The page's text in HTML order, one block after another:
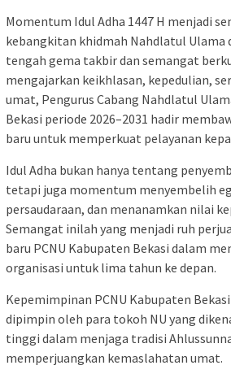
Momentum Idul Adha 1447 H menjadi
kebangkitan khidmah Nahdlatul Ulama
tengah gema takbir dan semangat
mengajarkan keikhlasan, kepedulian,
umat, Pengurus Cabang Nahdlatul
Bekasi periode 2026–2031 hadir
baru untuk memperkuat pelayanan
Idul Adha bukan hanya tentang
tetapi juga momentum menyembelih
persaudaraan, dan menanamkan nilai
Semangat inilah yang menjadi ruh
baru PCNU Kabupaten Bekasi dalam
organisasi untuk lima tahun ke depan.
Kepemimpinan PCNU Kabupaten
dipimpin oleh para tokoh NU yang
tinggi dalam menjaga tradisi
memperjuangkan kemaslahatan umat.